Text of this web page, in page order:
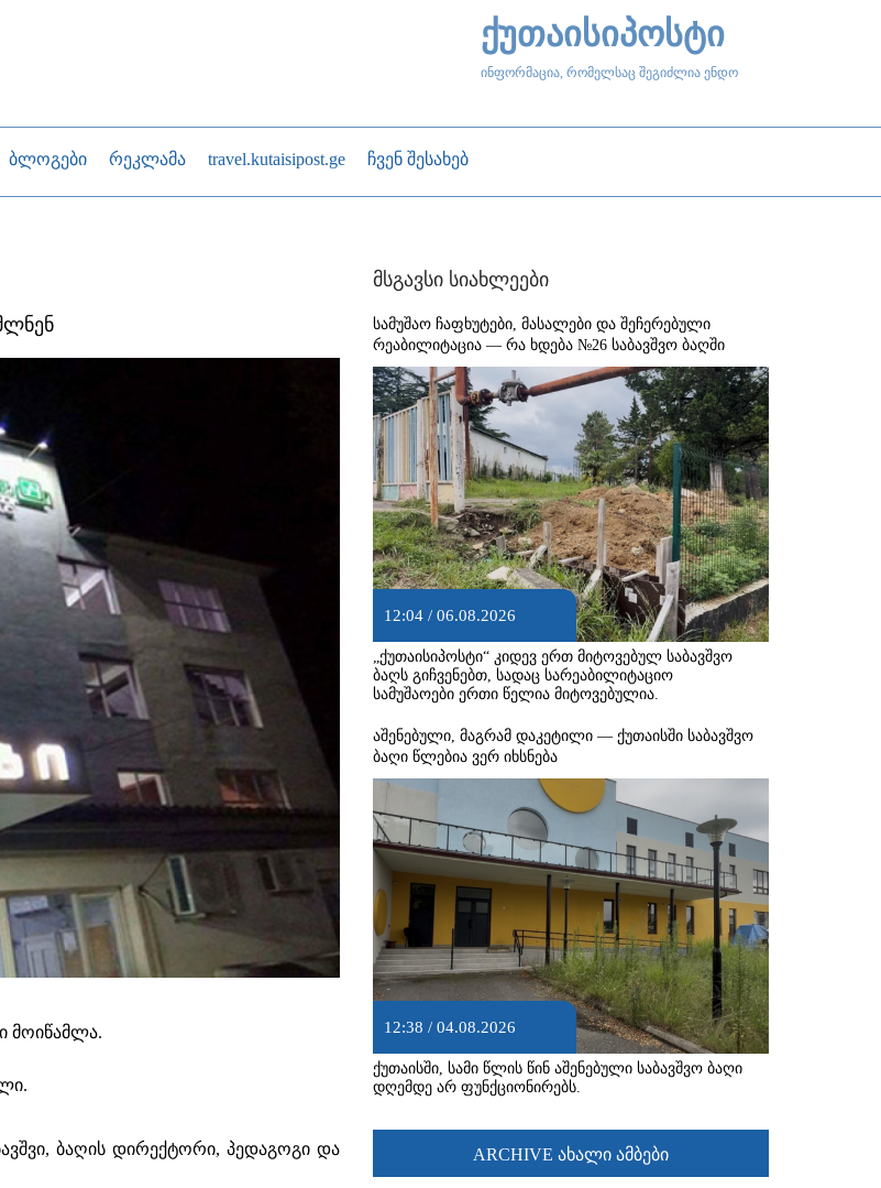
ქუთაისიპოსტი
ინფორმაცია, რომელსაც შეგიძლია ენდო
ბლოგები რეკლამა travel.kutaisipost.ge ჩვენ შესახებ
მოიწამლა.
ბაღის დირექტორი, პედაგოგი და
მსგავსი სიახლეები
სამუშაო ჩაფხუტები, მასალები და შეჩერებული
რეაბილიტაცია — რა ხდება №26 საბავშვო ბაღში
12:04 / 06.08.2026
„ქუთაისიპოსტი“ კიდევ ერთ მიტოვებულ საბავშვო
ბაღს გიჩვენებთ, სადაც სარეაბილიტაციო
სამუშაოები ერთი წელია მიტოვებულია.
აშენებული, მაგრამ დაკეტილი — ქუთაისში საბავშვო
ბაღი წლებია ვერ იხსნება
12:38 / 04.08.2026
ქუთაისში, სამი წლის წინ აშენებული საბავშვო ბაღი
დღემდე არ ფუნქციონირებს.
ARCHIVE ახალი ამბები